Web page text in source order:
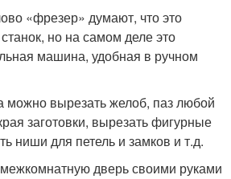
«фрезер» думают, что это
но на самом деле это
машина, удобная в ручном
вырезать желоб, паз любой
заготовки, вырезать фигурные
ниши для петель и замков и т.д.
межкомнатную дверь своими руками